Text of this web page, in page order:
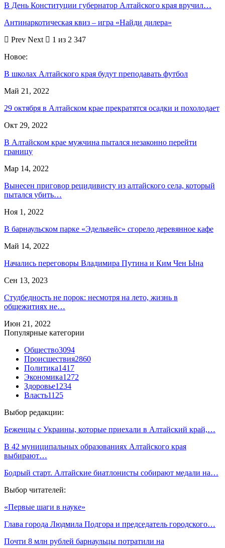
В День Конституции губернатор Алтайского края вручил…
Антинаркотическая квиз – игра «Найди дилера»
Prev Next
1 из 2 347
Новое:
В школах Алтайского края будут преподавать футбол
Май 21, 2022
29 октября в Алтайском крае прекратятся осадки и похолодает
Окт 29, 2022
В Алтайском крае мужчина пытался незаконно перейти
границу
Мар 14, 2022
Вынесен приговор рецидивисту из алтайского села, который
пытался убить…
Ноя 1, 2022
В барнаульском парке «Эдельвейс» сгорело деревянное кафе
Май 14, 2022
Начались переговоры Владимира Путина и Ким Чен Ына
Сен 13, 2023
Студбедность не порок: несмотря на лето, жизнь в
общежитиях не…
Июн 21, 2022
Популярные категории
Общество3094
Происшествия2860
Политика1417
Экономика1272
Здоровье1234
Власть1125
Выбор редакции:
Беженцы с Украины, которые приехали в Алтайский край,…
В 42 муниципальных образованиях Алтайского края
выбирают…
Бодрый старт. Алтайские биатлонисты собирают медали на…
Выбор читателей:
«Первые шаги в науке»
Глава города Людмила Подгора и председатель городского…
Почти 8 млн рублей барнаульцы потратили на